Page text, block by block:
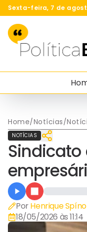
Sexta-feira, 7 de
Home/Notícias/
NOTÍCIAS
Por Henrique
18/05/2026 às 11:14